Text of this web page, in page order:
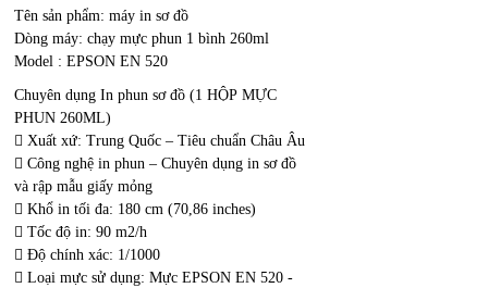
Tên sản phẩm: máy in sơ đồ
Dòng máy: chạy mực phun 1 bình 260ml
Model : EPSON EN 520
Chuyên dụng In phun sơ đồ (1 HỘP MỰC
PHUN 260ML)
 Xuất xứ: Trung Quốc – Tiêu chuẩn Châu Âu
 Công nghệ in phun – Chuyên dụng in sơ đồ
và rập mẫu giấy mỏng
 Khổ in tối đa: 180 cm (70,86 inches)
 Tốc độ in: 90 m2/h
 Độ chính xác: 1/1000
 Loại mực sử dụng: Mực EPSON EN 520 -